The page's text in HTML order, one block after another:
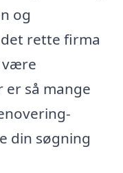
og
rette firma
være
så mange
din søgning